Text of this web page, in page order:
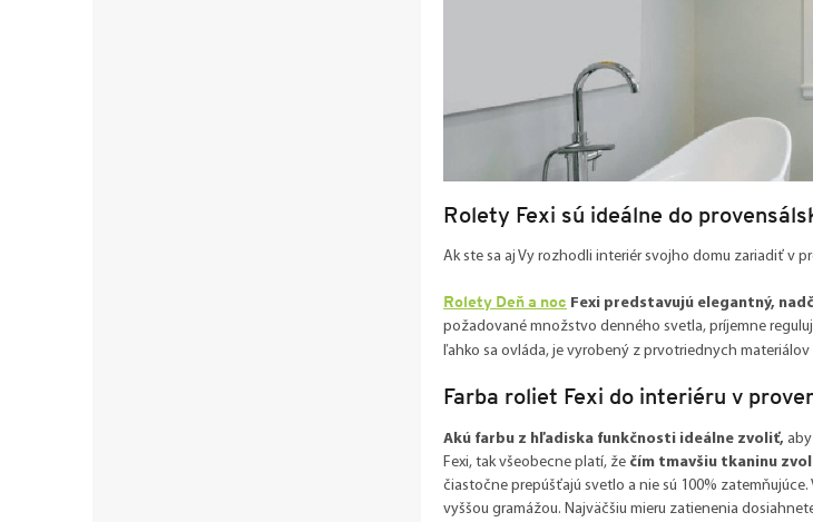
Rolety Fexi sú ideálne do
Ak ste sa aj Vy rozhodli interiér svojho domu zariadiť v
Rolety Deň a noc Fexi predstavujú elegantný,
požadované množstvo denného svetla, príjemne
ľahko sa ovláda, je vyrobený z prvotriednych materiálov
Farba roliet Fexi do interiéru v
Akú farbu z hľadiska funkčnosti ideálne zvoliť,
Fexi, tak všeobecne platí, že čím tmavšiu tkaninu
čiastočne prepúšťajú svetlo a nie sú 100%
vyššou gramážou. Najväčšiu mieru zatienenia